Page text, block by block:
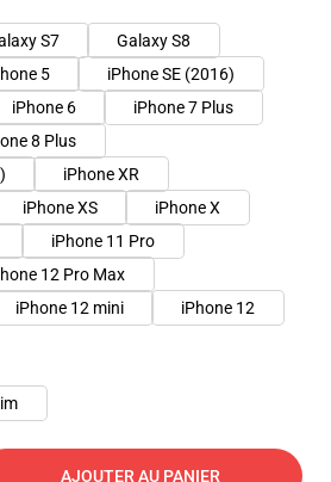
S7
Galaxy S8
5
iPhone SE (2016)
iPhone 6
iPhone 7 Plus
8 Plus
iPhone XR
iPhone XS
iPhone X
iPhone 11 Pro
12 Pro Max
iPhone 12 mini iPhone 12
AJOUTER AU PANIER